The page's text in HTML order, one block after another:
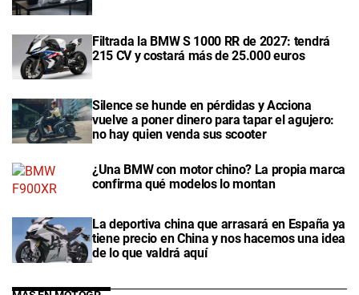
Filtrada la BMW S 1000 RR de 2027: tendrá
215 CV y costará más de 25.000 euros
Silence se hunde en pérdidas y Acciona
vuelve a poner dinero para tapar el agujero:
no hay quien venda sus scooter
¿Una BMW con motor chino? La propia marca
confirma qué modelos lo montan
La deportiva china que arrasará en España ya
tiene precio en China y nos hacemos una idea
de lo que valdrá aquí